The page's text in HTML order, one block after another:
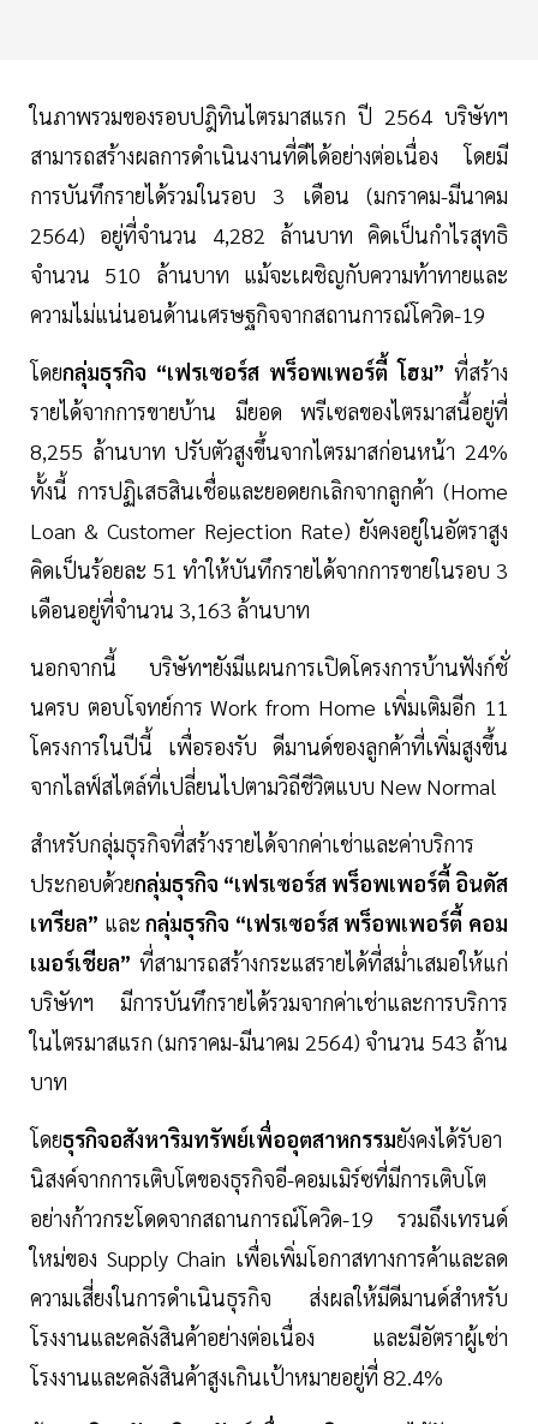
ในภาพรวมของรอบปฎิทินไตรมาสแรก ปี 2564 บริษัทฯ
สามารถสร้างผลการดำเนินงานที่ดีได้อย่างต่อเนื่อง โดยมี
การบันทึกรายได้รวมในรอบ 3 เดือน (มกราคม-มีนาคม
2564) อยู่ที่จำนวน 4,282 ล้านบาท คิดเป็นกำไรสุทธิ
จำนวน 510 ล้านบาท แม้จะเผชิญกับความท้าทายและ
ความไม่แน่นอนด้านเศรษฐกิจจากสถานการณ์โควิด-19
โดยกลุ่มธุรกิจ “เฟรเซอร์ส พร็อพเพอร์ตี้ โฮม” ที่สร้าง
รายได้จากการขายบ้าน มียอด พรีเซลของไตรมาสนี้อยู่ที่
8,255 ล้านบาท ปรับตัวสูงขึ้นจากไตรมาสก่อนหน้า 24%
ทั้งนี้ การปฏิเสธสินเชื่อและยอดยกเลิกจากลูกค้า (Home
Loan & Customer Rejection Rate) ยังคงอยู่ในอัตราสูง
คิดเป็นร้อยละ 51 ทำให้บันทึกรายได้จากการขายในรอบ 3
เดือนอยู่ที่จำนวน 3,163 ล้านบาท
นอกจากนี้ บริษัทฯยังมีแผนการเปิดโครงการบ้านฟังก์ชั่
นครบ ตอบโจทย์การ Work from Home เพิ่มเติมอีก 11
โครงการในปีนี้ เพื่อรองรับ ดีมานด์ของลูกค้าที่เพิ่มสูงขึ้น
จากไลฟ์สไตล์ที่เปลี่ยนไปตามวิถีชีวิตแบบ New Normal
สำหรับกลุ่มธุรกิจที่สร้างรายได้จากค่าเช่าและค่าบริการ
ประกอบด้วยกลุ่มธุรกิจ “เฟรเซอร์ส พร็อพเพอร์ตี้ อินดัส
เทรียล” และกลุ่มธุรกิจ “เฟรเซอร์ส พร็อพเพอร์ตี้ คอม
เมอร์เชียล” ที่สามารถสร้างกระแสรายได้ที่สม่ำเสมอให้แก่
บริษัทฯ มีการบันทึกรายได้รวมจากค่าเช่าและการบริการ
ในไตรมาสแรก (มกราคม-มีนาคม 2564) จำนวน 543 ล้าน
บาท
โดยธุรกิจอสังหาริมทรัพย์เพื่ออุตสาหกรรมยังคงได้รับอา
นิสงค์จากการเติบโตของธุรกิจอี-คอมเมิร์ซที่มีการเติบโต
อย่างก้าวกระโดดจากสถานการณ์โควิด-19 รวมถึงเทรนด์
ใหม่ของ Supply Chain เพื่อเพิ่มโอกาสทางการค้าและลด
ความเสี่ยงในการดำเนินธุรกิจ ส่งผลให้มีดีมานด์สำหรับ
โรงงานและคลังสินค้าอย่างต่อเนื่อง และมีอัตราผู้เช่า
โรงงานและคลังสินค้าสูงเกินเป้าหมายอยู่ที่ 82.4%